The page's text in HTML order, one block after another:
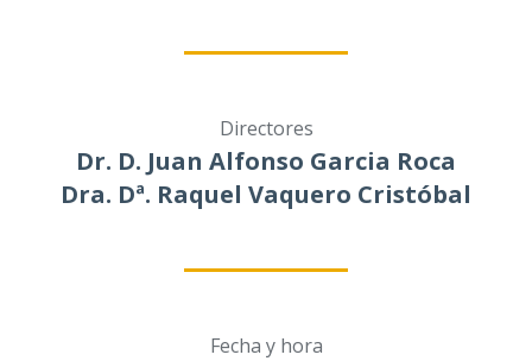
Directores
Dr. D. Juan Alfonso Garcia Roca
Dra. Dª. Raquel Vaquero Cristóbal
Fecha y hora